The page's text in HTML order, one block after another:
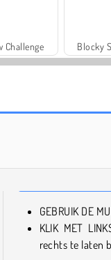
Challenge Blocky
GEBRUIK DE
KLIK MET
rechts te laten